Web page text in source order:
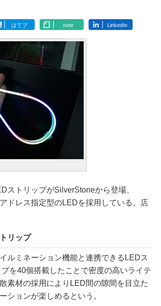
はてブ note LinkedIn
トリップがSilverStoneから登場、
ドレス指定型のLEDを採用している。店
リップ
ルミネーション機能と連携できるLEDス
を40個搭載したことで密度の高いライテ
素材の採用によりLED間の隙間を目立た
ションが楽しめるという。